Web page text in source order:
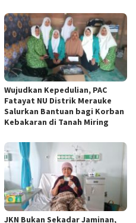
Wujudkan Kepedulian, PAC
Fatayat NU Distrik Merauke
Salurkan Bantuan bagi Korban
Kebakaran di Tanah Miring
JKN Bukan Sekadar Jaminan,